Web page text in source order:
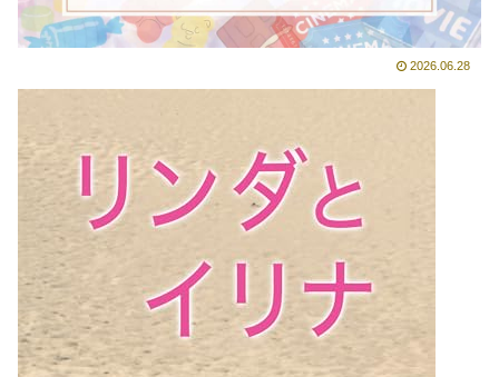
2026.06.28